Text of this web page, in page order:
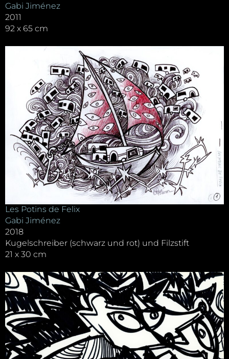
Gabi Jiménez
2011
92 x 65 cm
Les Potins de Felix
Gabi Jiménez
2018
Kugelschreiber (schwarz und rot) und Filzstift
21 x 30 cm